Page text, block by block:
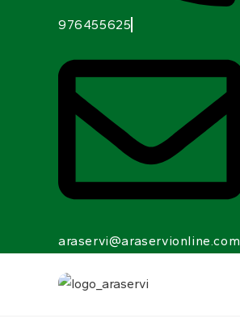
976455625
araservi@araservionline.com